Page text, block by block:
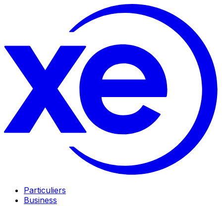
Particuliers
Business